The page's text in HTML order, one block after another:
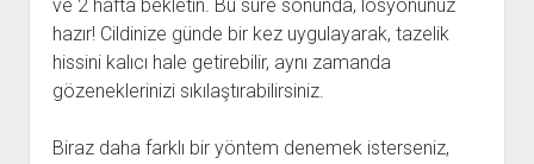
ve 2 hafta bekletin. Bu süre sonunda, losyonunuz
hazır! Cildinize günde bir kez uygulayarak, tazelik
hissini kalıcı hale getirebilir, aynı zamanda
gözeneklerinizi sıkılaştırabilirsiniz.
Biraz daha farklı bir yöntem denemek isterseniz,